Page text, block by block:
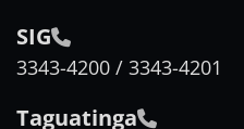
SIG
3343-4200 / 3343-4201
Taguatinga